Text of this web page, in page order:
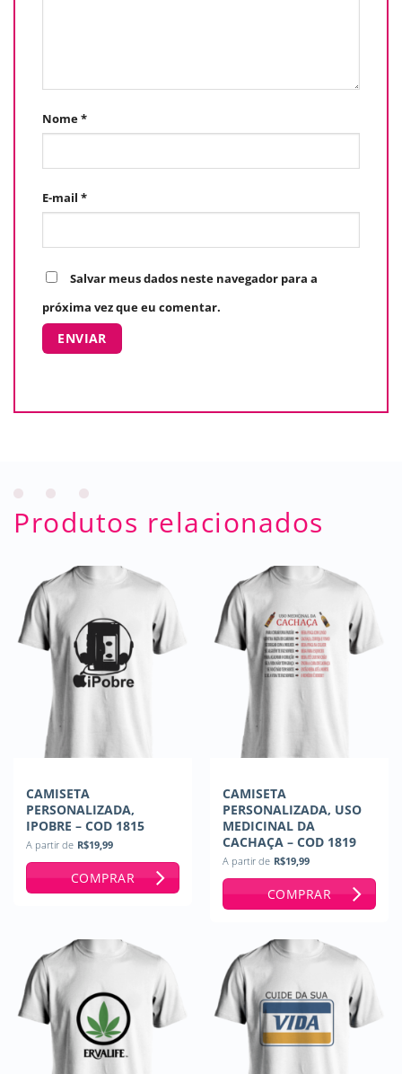
Nome*
E-mail *
Salvar meus dados neste navegador para a
próxima vez que eu comentar.
Produtos relacionados
CAMISETA
PERSONALIZADA,
IPOBRE – COD 1815
A partir de R$19,99
COMPRAR
CAMISETA
PERSONALIZADA, USO
MEDICINAL DA
CACHAÇA – COD 1819
A partir de R$19,99
COMPRAR